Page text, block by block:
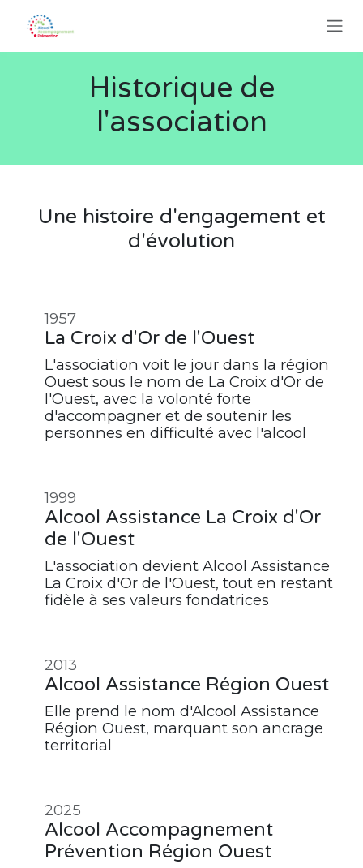
Historique de
l'association
Une histoire d'engagement et
d'évolution
1957
La Croix d'Or de l'Ouest
L'association voit le jour dans la région
Ouest sous le nom de La Croix d'Or de
l'Ouest, avec la volonté forte
d'accompagner et de soutenir les
personnes en difficulté avec l'alcool
1999
Alcool Assistance La Croix d'Or
de l'Ouest
L'association devient Alcool Assistance
La Croix d'Or de l'Ouest, tout en restant
fidèle à ses valeurs fondatrices
2013
Alcool Assistance Région Ouest
Elle prend le nom d'Alcool Assistance
Région Ouest, marquant son ancrage
territorial
2025
Alcool Accompagnement
Prévention Région Ouest